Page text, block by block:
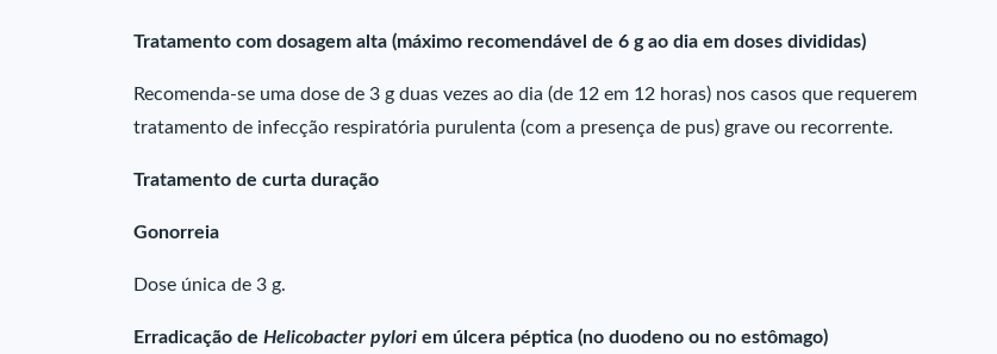
Tratamento com dosagem alta (máximo recomendável de 6 g ao dia em doses divididas)
Recomenda-se uma dose de 3 g duas vezes ao dia (de 12 em 12 horas) nos casos que requerem
tratamento de infecção respiratória purulenta (com a presença de pus) grave ou recorrente.
Tratamento de curta duração
Gonorreia
Dose única de 3 g.
Erradicação de Helicobacter pylori em úlcera péptica (no duodeno ou no estômago)